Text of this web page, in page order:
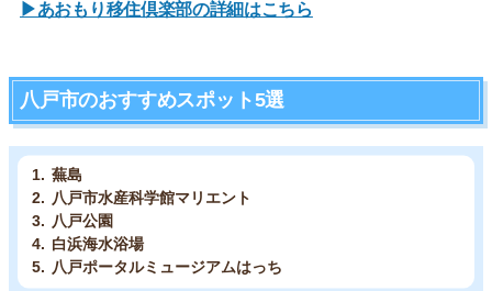
▶あおもり移住倶楽部の詳細はこちら
八戸市のおすすめスポット5選
蕪島
八戸市水産科学館マリエント
八戸公園
白浜海水浴場
八戸ポータルミュージアムはっち